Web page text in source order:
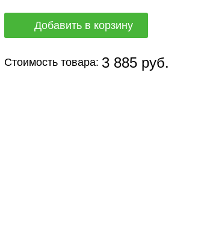
Стоимость товара: 3 885 руб.